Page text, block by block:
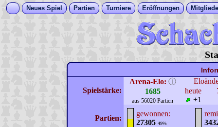
Neues Spiel Partien Turniere Eröffnungen
Spielstärke:
Arena-Elo: ⓘ
1685
aus 56020 Partien
heute
+1
Partien:
gewonnen:
27305 49%